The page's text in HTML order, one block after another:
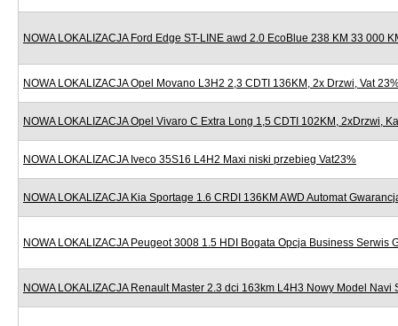
NOWA LOKALIZACJA Ford Edge ST-LINE awd 2.0 EcoBlue 238 KM 33 000
NOWA LOKALIZACJA Opel Movano L3H2 2,3 CDTI 136KM, 2x Drzwi, Vat
NOWA LOKALIZACJA Opel Vivaro C Extra Long 1,5 CDTI 102KM, 2xDrzwi,
NOWA LOKALIZACJA Iveco 35S16 L4H2 Maxi niski przebieg Vat23%
NOWA LOKALIZACJA Kia Sportage 1.6 CRDI 136KM AWD Automat
NOWA LOKALIZACJA Peugeot 3008 1.5 HDI Bogata Opcja Business Serwis
NOWA LOKALIZACJA Renault Master 2.3 dci 163km L4H3 Nowy Model Navi